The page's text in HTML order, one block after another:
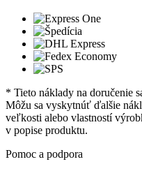
* Tieto náklady na doručenie
Môžu sa vyskytnúť ďalšie
veľkosti alebo vlastností
v popise produktu.
Pomoc a podpora